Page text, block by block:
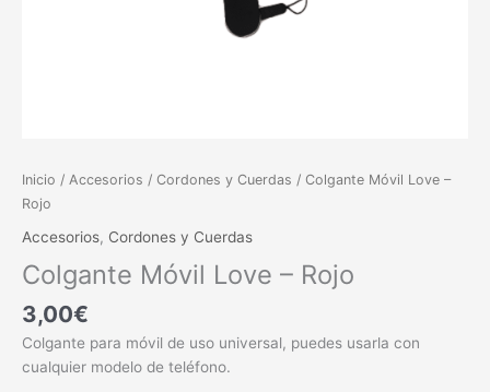
Inicio / Accesorios / Cordones y Cuerdas / Colgante Móvil Love –
Rojo
Accesorios, Cordones y Cuerdas
Colgante Móvil Love – Rojo
3,00€
Colgante para móvil de uso universal, puedes usarla con
cualquier modelo de teléfono.